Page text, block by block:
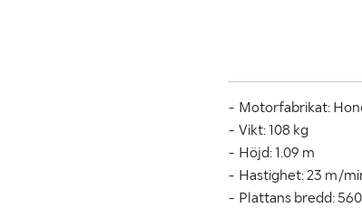
- Motorfabrikat:
- Vikt: 108 kg
- Höjd: 1.09 m
- Hastighet: 23 m/
- Plattans bredd: